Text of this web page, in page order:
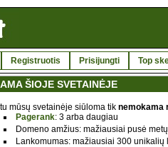
Registruotis Prisijungti Top
ŠIOJE SVETAINĖJE
mūsų svetainėje siūloma tik nemokama
Pagerank: 3 arba daugiau
Domeno amžius: mažiausiai pusė metų
Lankomumas: mažiausiai 300 unikalių